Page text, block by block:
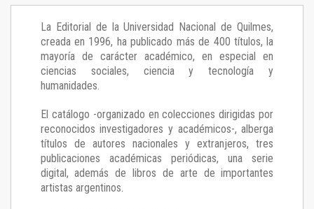
La Editorial de la Universidad Nacional de Quilmes,
creada en 1996, ha publicado más de 400 títulos, la
mayoría de carácter académico, en especial en
ciencias sociales, ciencia y tecnología y
humanidades.
El catálogo -organizado en colecciones dirigidas por
reconocidos investigadores y académicos-, alberga
títulos de autores nacionales y extranjeros, tres
publicaciones académicas periódicas, una serie
digital, además de libros de arte de importantes
artistas argentinos.